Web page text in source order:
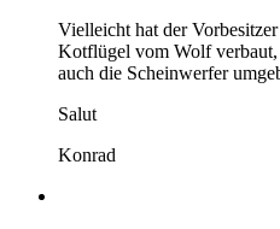
Vielleicht hat der
Kotflügel vom Wolf verbaut,
auch die Scheinwerfer
Salut
Konrad